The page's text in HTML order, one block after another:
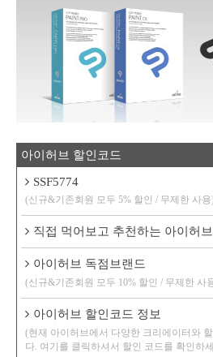
아이허브 할인코드
SSF5774
(신규&기존회원 모두 5% 할인 / 무제한 사용
직접 먹어보고 추천하는 아이허
아이허브 독점브랜드
(신규&기존회원 모두 10% 할인 / 무제한 사
아이허브 할인코드 정보
(현재 아이허브에서 다양한 크리에이터와
다. 여기를 클릭하셔서 할인 코드를 확인하